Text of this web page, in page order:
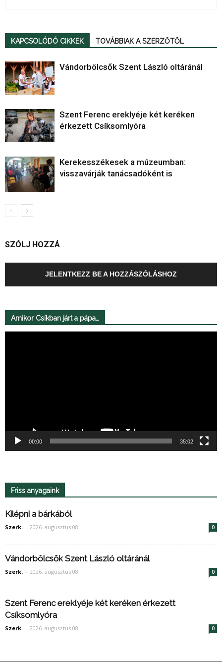
KAPCSOLÓDÓ CIKKEK TOVÁBBIAK A SZERZŐTŐL
Vándorbölcsők Szent László oltáránál
Szent Ferenc ereklyéje két keréken
érkezett Csíksomlyóra
Kerekesszékesek a múzeumban:
visszavárják tanácsadóként is
SZÓLJ HOZZÁ
JELENTKEZZ BE A HOZZÁSZÓLÁSHOZ
Amikor Csíkban járt a pápa…
00:00 35:02
Friss anyagaink
Kilépni a bárkából
Szerk. - 2026. augusztus 08. 0
Vándorbölcsők Szent László oltáránál
Szerk. - 2026. augusztus 08. 0
Szent Ferenc ereklyéje két keréken érkezett
Csíksomlyóra
Szerk. - 2026. augusztus 08. 0